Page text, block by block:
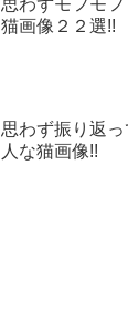
猫画像２２選!!
思わず振り返
人な猫画像!!